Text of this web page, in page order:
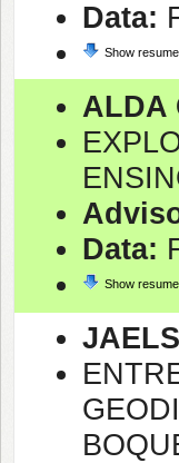
Data:
Show resume
ALDA
Data:
Show resume